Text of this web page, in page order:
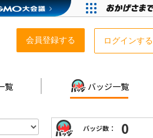
会員登録する ログインする
覧 バッジ一覧
バッジ数： 0